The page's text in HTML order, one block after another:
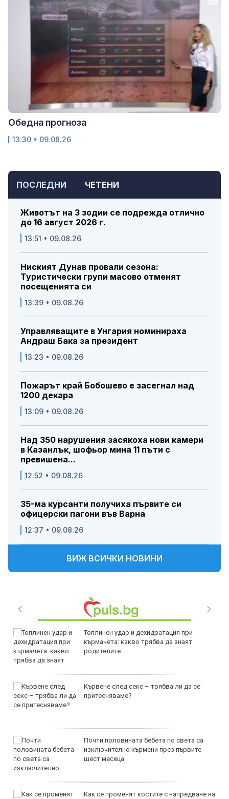
ПОСЛЕДНИ ЧЕТЕНИ
Животът на 3 зодии се подрежда отлично
до 16 август 2026 г.
13:51 • 09.08.26
Ниският Дунав провали сезона:
Туристически групи масово отменят
посещенията си
13:39 • 09.08.26
Управляващите в Унгария номинираха
Андраш Бака за президент
13:23 • 09.08.26
Пожарът край Бобошево е засегнал над
1200 декара
13:09 • 09.08.26
Над 350 нарушения засякоха нови камери
в Казанлък, шофьор мина 11 пъти с
превишена...
12:52 • 09.08.26
35-ма курсанти получиха първите си
офицерски пагони във Варна
12:37 • 09.08.26
ВИЖ ВСИЧКИ НОВИНИ
Топлинен удар и дехидратация при
кърмачета: какво трябва да знаят
родителите
Кървене след секс – трябва ли да се
притесняваме?
Почти половината бебета по света са
изключително кърмени през първите
шест месеца
Как се променят костите с напредване на
Обедна прогноза
13:30 • 09.08.26